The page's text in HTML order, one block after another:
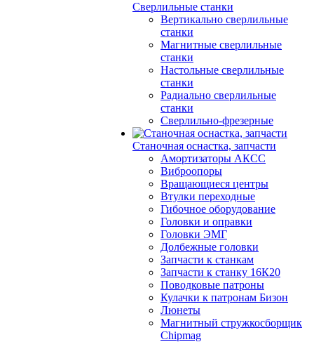
Сверлильные станки
Вертикально сверлильные
станки
Магнитные сверлильные
станки
Настольные сверлильные
станки
Радиально сверлильные
станки
Сверлильно-фрезерные
Станочная оснастка, запчасти
Амортизаторы АКСС
Виброопоры
Вращающиеся центры
Втулки переходные
Гибочное оборудование
Головки и оправки
Головки ЭМГ
Долбежные головки
Запчасти к станкам
Запчасти к станку 16К20
Поводковые патроны
Кулачки к патронам Бизон
Люнеты
Магнитный стружкосборщик
Chipmag